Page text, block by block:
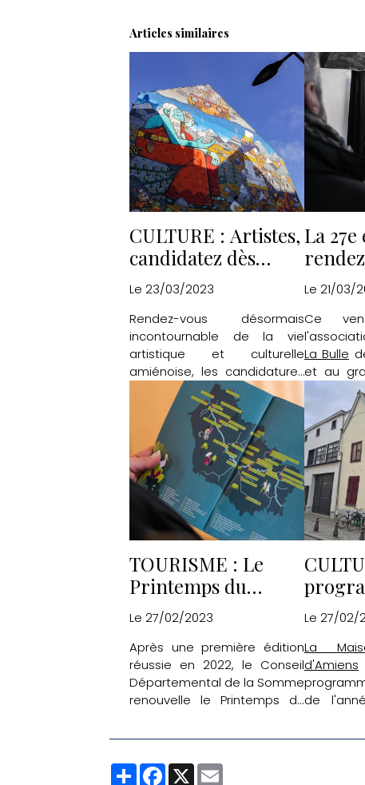
Articles similaires
CULTURE : Artistes,
candidatez dès
aujourd'hui pour le
parcours IC.ON.IC
2023
Le 23/03/2023
Rendez-vous désormais
incontournable de la vie
artistique et culturelle
amiénoise, les candidatures
pour IC.ON.IC 2023 sont
ouvertes.
La
BD
dévoile
Le 21/03/
Ce
La Bulle
et au
des
BD
en juin
Freyssinet.
TOURISME : Le
Printemps du
Département pour
découvrir les
"merveilles à
proximité"
Le 27/02/2023
Après une première édition
réussie en 2022, le Conseil
Départemental de la Somme
renouvelle le Printemps du
19 mars prochain. Une
pour découvrir ou redécouvrir
Le 27/02/
La
d'Amiens
de
en ce
PartagerFacebook
X